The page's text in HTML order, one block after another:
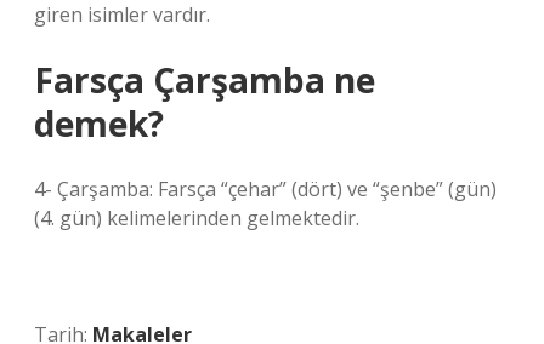
giren isimler vardır.
Farsça Çarşamba ne
demek?
4- Çarşamba: Farsça “çehar” (dört) ve “şenbe” (gün)
(4. gün) kelimelerinden gelmektedir.
Tarih: Makaleler